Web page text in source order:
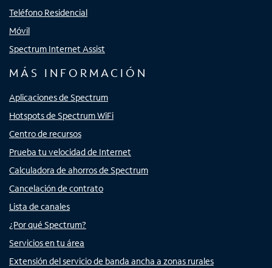
Teléfono Residencial
Móvil
Spectrum Internet Assist
MÁS INFORMACIÓN
Aplicaciones de Spectrum
Hotspots de Spectrum WiFi
Centro de recursos
Prueba tu velocidad de Internet
Calculadora de ahorros de Spectrum
Cancelación de contrato
Lista de canales
¿Por qué Spectrum?
Servicios en tu área
Extensión del servicio de banda ancha a zonas rurales